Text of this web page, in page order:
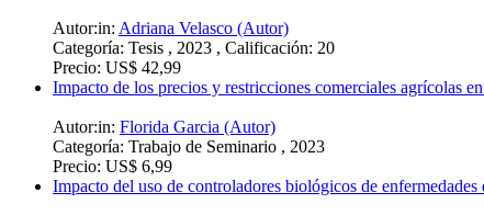
Autor:in: Adriana Velasco (Autor)
Categoría: Tesis , 2023 , Calificación: 20
Precio: US$ 42,99
Impacto de los precios y restricciones comerciales agrícolas
Autor:in: Florida Garcia (Autor)
Categoría: Trabajo de Seminario , 2023
Precio: US$ 6,99
Impacto del uso de controladores biológicos de